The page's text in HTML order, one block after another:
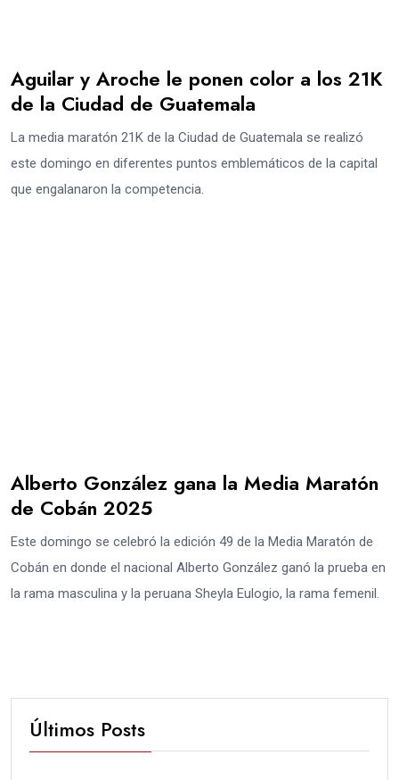
Aguilar y Aroche le ponen color a los 21K
de la Ciudad de Guatemala
La media maratón 21K de la Ciudad de Guatemala se realizó
este domingo en diferentes puntos emblemáticos de la capital
que engalanaron la competencia.
Alberto González gana la Media Maratón
de Cobán 2025
Este domingo se celebró la edición 49 de la Media Maratón de
Cobán en donde el nacional Alberto González ganó la prueba en
la rama masculina y la peruana Sheyla Eulogio, la rama femenil.
Últimos Posts